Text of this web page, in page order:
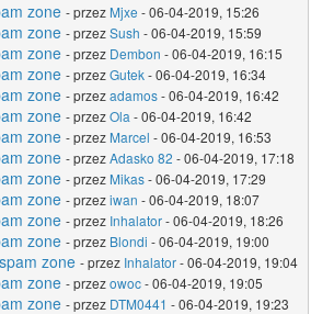
zone - przez Mjxe - 06-04-2019, 15:26
zone - przezSush - 06-04-2019, 15:59
zone - przez Dembon - 06-04-2019, 16:15
zone - przezGutek- 06-04-2019, 16:34
zone - przezadamos- 06-04-2019, 16:42
zone - przezOla - 06-04-2019, 16:42
zone - przez Marcel - 06-04-2019, 16:53
zone - przezAdasko 82 - 06-04-2019, 17:18
zone - przez Mikas- 06-04-2019, 17:29
zone - przeziwan - 06-04-2019, 18:07
zone - przez Inhalator- 06-04-2019, 18:26
zone - przez Blondi - 06-04-2019, 19:00
zone - przez Inhalator- 06-04-2019, 19:04
zone - przezowoc- 06-04-2019, 19:05
zone - przez DTM0441 - 06-04-2019, 19:23